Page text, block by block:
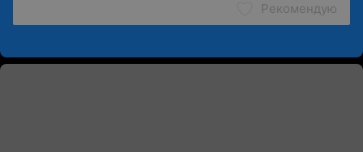
Рекомендую